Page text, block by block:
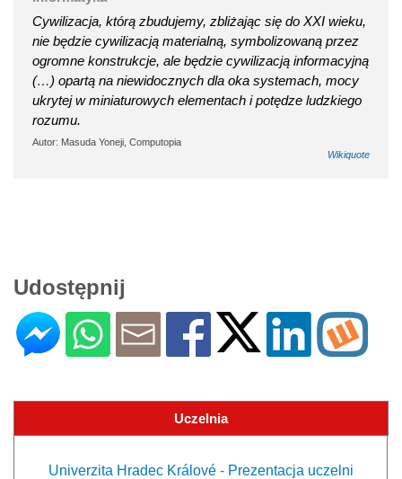
Cywilizacja, którą zbudujemy, zbliżając się do XXI wieku,
nie będzie cywilizacją materialną, symbolizowaną przez
ogromne konstrukcje, ale będzie cywilizacją informacyjną
(…) opartą na niewidocznych dla oka systemach, mocy
ukrytej w miniaturowych elementach i potędze ludzkiego
rozumu.
Autor: Masuda Yoneji, Computopia
Wikiquote
Udostępnij
Uczelnia
Univerzita Hradec Králové - Prezentacja uczelni